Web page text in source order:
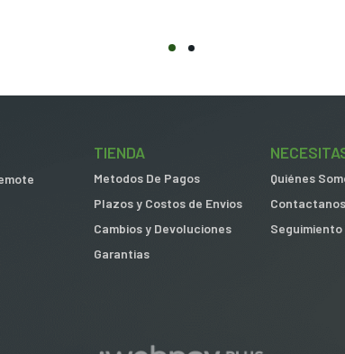
TIENDA
Metodos De Pagos
Plazos y Costos de Envios
Cambios y Devoluciones
Garantias
Quiénes
Contactanos